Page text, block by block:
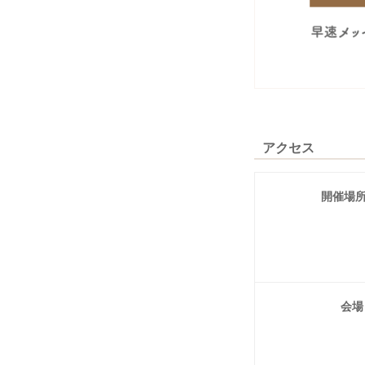
アクセス
開催場
会場